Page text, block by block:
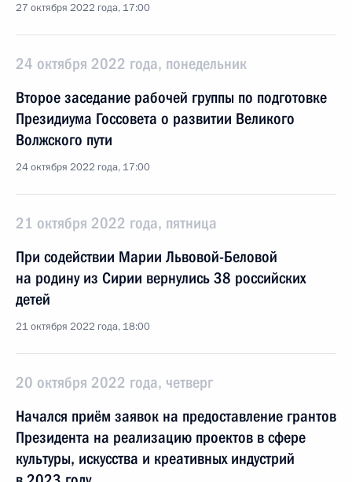
27 октября 2022 года, 17:00
24 октября 2022 года, понедельник
Второе заседание рабочей группы по подготовке
Президиума Госсовета о развитии Великого
Волжского пути
24 октября 2022 года, 17:00
21 октября 2022 года, пятница
При содействии Марии Львовой-Беловой
на родину из Сирии вернулись 38 российских
детей
21 октября 2022 года, 18:00
20 октября 2022 года, четверг
Начался приём заявок на предоставление грантов
Президента на реализацию проектов в сфере
культуры, искусства и креативных индустрий